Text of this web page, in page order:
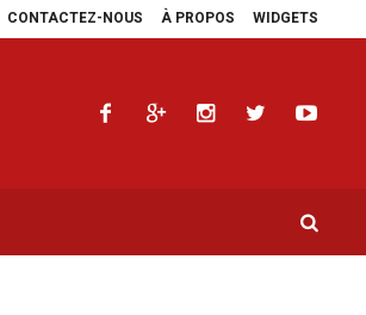
CONTACTEZ-NOUS À PROPOS WIDGETS
en faveur de la RDC. Parlement